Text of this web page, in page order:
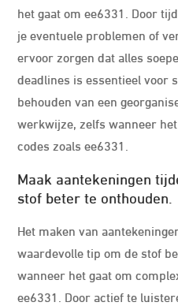
het gaat om ee6331. Door
je eventuele problemen of
ervoor zorgen dat alles
deadlines is essentieel voor
behouden van een
werkwijze, zelfs wanneer
codes zoals ee6331.
Maak aantekeningen
stof beter te onthouden.
Het maken van
waardevolle tip om de stof
wanneer het gaat om
ee6331. Door actief te